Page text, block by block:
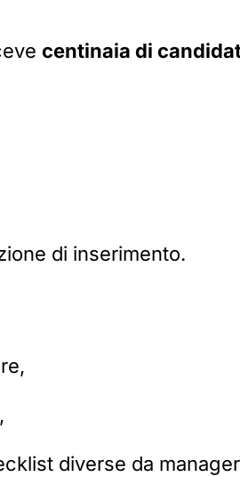
centinaia di
di inserimento.
diverse da